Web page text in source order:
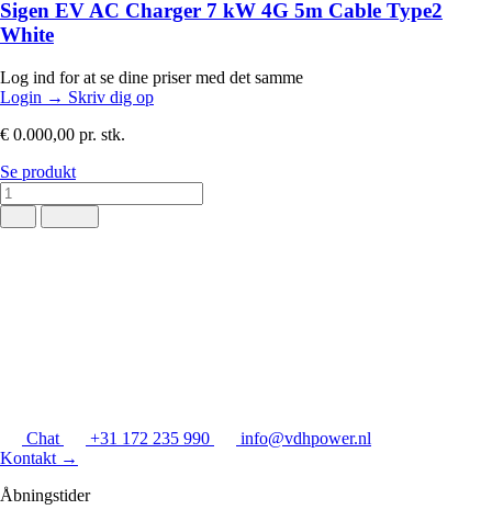
Sigen EV AC Charger 7 kW 4G 5m Cable Type2
White
Log ind for at se dine priser med det samme
Login → Skriv dig op
€ 0.000,00 pr. stk.
Se produkt
Chat +31 172 235 990
info@vdhpower.nl
Kontakt →
Åbningstider